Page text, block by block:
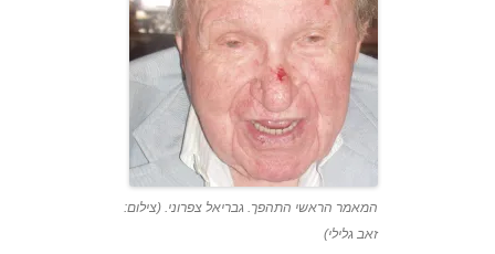
המאמר הראשי התהפך. גבריאל צפרוני. (צילום:
זאב גלילי)